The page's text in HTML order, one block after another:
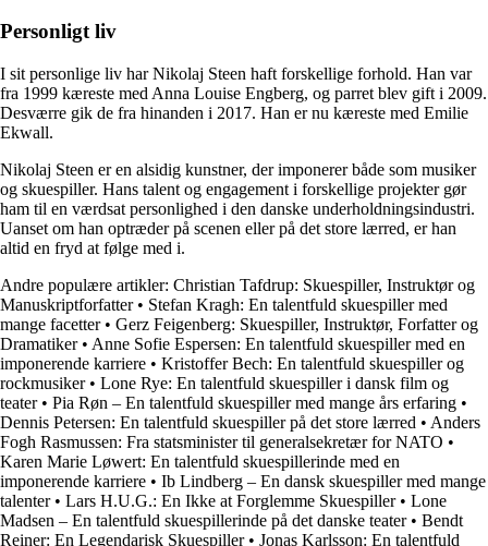
Personligt liv
I sit personlige liv har Nikolaj Steen haft forskellige forhold. Han var
fra 1999 kæreste med Anna Louise Engberg, og parret blev gift i 2009.
Desværre gik de fra hinanden i 2017. Han er nu kæreste med Emilie
Ekwall.
Nikolaj Steen er en alsidig kunstner, der imponerer både som musiker
og skuespiller. Hans talent og engagement i forskellige projekter gør
ham til en værdsat personlighed i den danske underholdningsindustri.
Uanset om han optræder på scenen eller på det store lærred, er han
altid en fryd at følge med i.
Andre populære artikler: Christian Tafdrup: Skuespiller, Instruktør og
Manuskriptforfatter• Stefan Kragh: En talentfuld skuespiller med
mange facetter• Gerz Feigenberg: Skuespiller, Instruktør, Forfatter og
Dramatiker• Anne Sofie Espersen: En talentfuld skuespiller med en
imponerende karriere • Kristoffer Bech: En talentfuld skuespiller og
rockmusiker• Lone Rye: En talentfuld skuespiller i dansk film og
teater• Pia Røn – En talentfuld skuespiller med mange års erfaring •
Dennis Petersen: En talentfuld skuespiller på det store lærred • Anders
Fogh Rasmussen: Fra statsminister til generalsekretær for NATO •
Karen Marie Løwert: En talentfuld skuespillerinde med en
imponerende karriere • Ib Lindberg – En dansk skuespiller med mange
talenter• Lars H.U.G.: En Ikke at Forglemme Skuespiller• Lone
Madsen – En talentfuld skuespillerinde på det danske teater• Bendt
Reiner: En Legendarisk Skuespiller• Jonas Karlsson: En talentfuld